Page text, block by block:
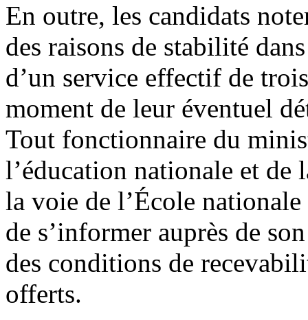
En outre, les candidats
des raisons de stabilité
d’un service effectif de
moment de leur éventuel
Tout fonctionnaire du
l’éducation nationale et de
la voie de l’École
de s’informer auprès de
des conditions de
offerts.